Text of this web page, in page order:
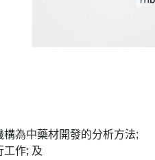
構為中藥材開發的分析方法;
工作; 及